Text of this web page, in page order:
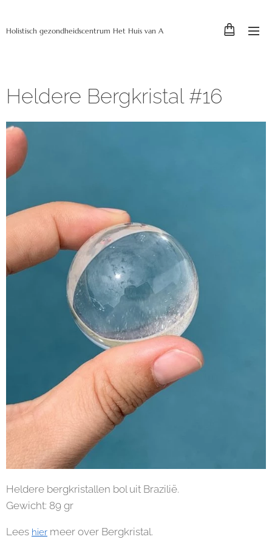
Holistisch gezondheidscentrum Het Huis van A
Heldere Bergkristal #16
Heldere bergkristallen bol uit Brazilië.
Gewicht: 89 gr
Lees hier meer over Bergkristal.